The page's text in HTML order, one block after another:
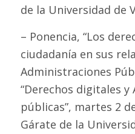
de la Universidad de
– Ponencia, “Los
ciudadanía en sus
Administraciones
“Derechos digitales
públicas”, martes 2
Gárate de la